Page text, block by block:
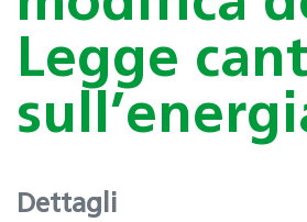
Legge
Dettagli